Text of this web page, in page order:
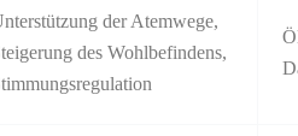
der Atemwege,
des Wohlbefindens,